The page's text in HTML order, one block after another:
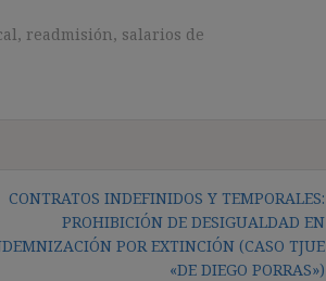
, readmisión, salarios de
CONTRATOS INDEFINIDOS Y TEMPORALES:
PROHIBICIÓN DE DESIGUALDAD EN
POR EXTINCIÓN (CASO TJUE
«DE DIEGO PORRAS»)